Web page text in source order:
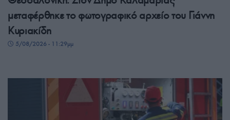
μεταφέρθηκε το φωτογραφικό αρχείο του Γιάννη
Κυριακίδη
5/08/2026 - 11:29μμ